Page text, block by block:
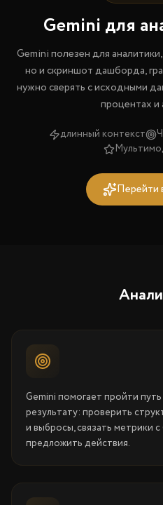
Gemini для
Gemini полезен для
но и скриншот дашборда,
нужно сверять с исходными
процентах и
длинный контекст
Перейти
Gemini помогает пройти
результату: проверить
и выбросы, связать метрики
предложить действия.